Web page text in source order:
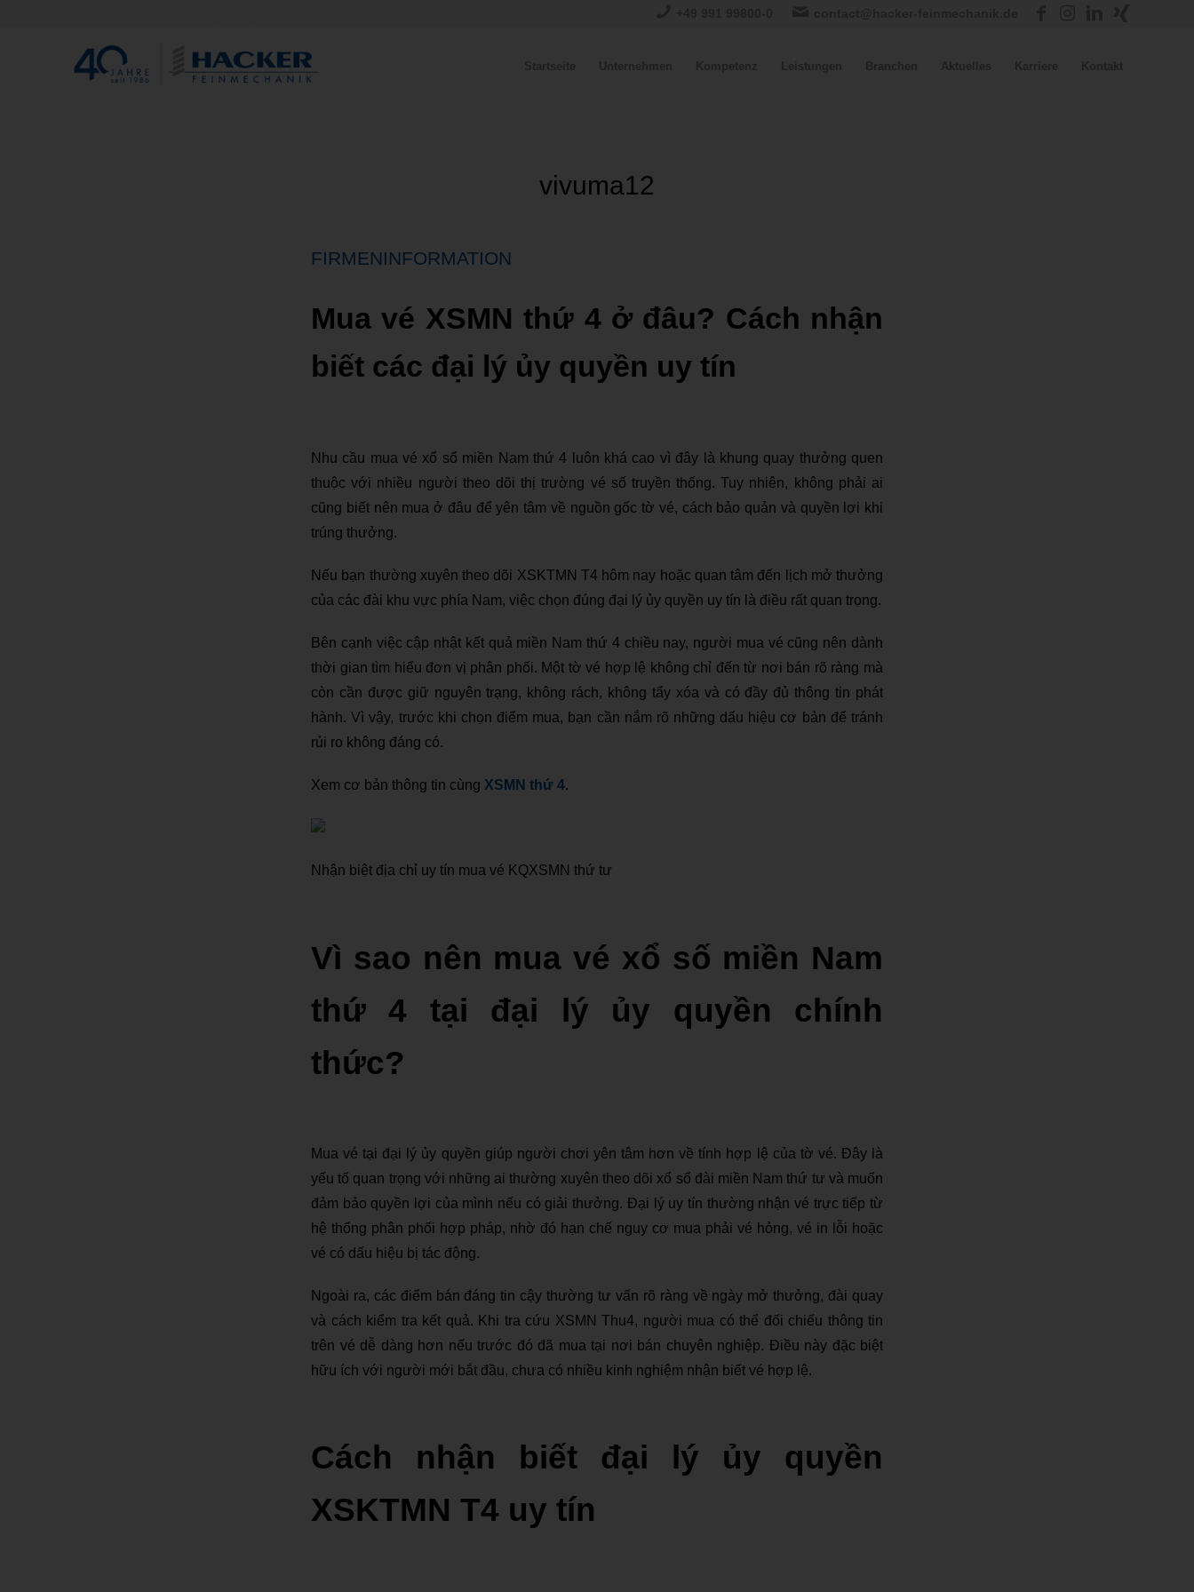
vivuma12
FIRMENINFORMATION
Mua vé XSMN thứ 4 ở đâu? Cách nhận
biết các đại lý ủy quyền uy tín
Nhu cầu mua vé xổ số miền Nam thứ 4 luôn khá cao vì đây là khung quay thưởng quen
thuộc với nhiều người theo dõi thị trường vé số truyền thống. Tuy nhiên, không phải ai
cũng biết nên mua ở đâu để yên tâm về nguồn gốc tờ vé, cách bảo quản và quyền lợi khi
trúng thưởng.
Nếu bạn thường xuyên theo dõi XSKTMN T4 hôm nay hoặc quan tâm đến lịch mở thưởng
của các đài khu vực phía Nam, việc chọn đúng đại lý ủy quyền uy tín là điều rất quan trọng.
Bên cạnh việc cập nhật kết quả miền Nam thứ 4 chiều nay, người mua vé cũng nên dành
thời gian tìm hiểu đơn vị phân phối. Một tờ vé hợp lệ không chỉ đến từ nơi bán rõ ràng mà
còn cần được giữ nguyên trạng, không rách, không tẩy xóa và có đầy đủ thông tin phát
hành. Vì vậy, trước khi chọn điểm mua, bạn cần nắm rõ những dấu hiệu cơ bản để tránh
rủi ro không đáng có.
Xem cơ bản thông tin cùng XSMN thứ 4.
Nhận biệt địa chỉ uy tín mua vé KQXSMN thứ tư
Vì sao nên mua vé xổ số miền Nam
thứ 4 tại đại lý ủy quyền chính
thức?
Mua vé tại đại lý ủy quyền giúp người chơi yên tâm hơn về tính hợp lệ của tờ vé. Đây là
yếu tố quan trọng với những ai thường xuyên theo dõi xổ số đài miền Nam thứ tư và muốn
đảm bảo quyền lợi của mình nếu có giải thưởng. Đại lý uy tín thường nhận vé trực tiếp từ
hệ thống phân phối hợp pháp, nhờ đó hạn chế nguy cơ mua phải vé hỏng, vé in lỗi hoặc
vé có dấu hiệu bị tác động.
Ngoài ra, các điểm bán đáng tin cậy thường tư vấn rõ ràng về ngày mở thưởng, đài quay
và cách kiểm tra kết quả. Khi tra cứu XSMN Thu4, người mua có thể đối chiếu thông tin
trên vé dễ dàng hơn nếu trước đó đã mua tại nơi bán chuyên nghiệp. Điều này đặc biệt
hữu ích với người mới bắt đầu, chưa có nhiều kinh nghiệm nhận biết vé hợp lệ.
Cách nhận biết đại lý ủy quyền
XSKTMN T4 uy tín